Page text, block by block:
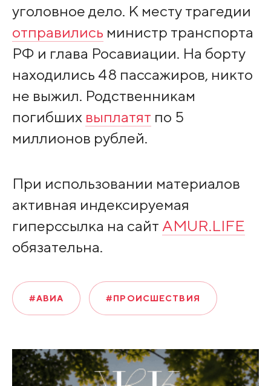
уголовное дело. К месту трагедии
отправились министр транспорта
РФ и глава Росавиации. На борту
находились 48 пассажиров, никто
не выжил. Родственникам
погибших выплатят по 5
миллионов рублей.
При использовании материалов
активная индексируемая
гиперссылка на сайт AMUR.LIFE
обязательна.
#АВИА #ПРОИСШЕСТВИЯ